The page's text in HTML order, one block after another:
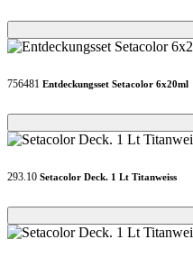
Loading...
Loading...
756481 Entdeckungsset Setacolor 6x20ml
Loading...
Loading...
293.10 Setacolor Deck. 1 Lt Titanweiss
Loading...
Loading...